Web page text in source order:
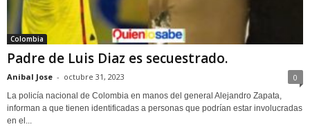
Colombia
Padre de Luis Diaz es secuestrado.
Anibal Jose - octubre 31, 2023 0
La policía nacional de Colombia en manos del general Alejandro Zapata,
informan a que tienen identificadas a personas que podrían estar involucradas
en el...